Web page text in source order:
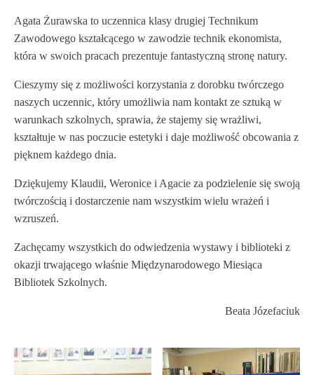
Agata Żurawska to uczennica klasy drugiej Technikum
Zawodowego kształcącego w zawodzie technik ekonomista,
która w swoich pracach prezentuje fantastyczną stronę natury.
Cieszymy się z możliwości korzystania z dorobku twórczego
naszych uczennic, który umożliwia nam kontakt ze sztuką w
warunkach szkolnych, sprawia, że stajemy się wrażliwi,
kształtuje w nas poczucie estetyki i daje możliwość obcowania z
pięknem każdego dnia.
Dziękujemy Klaudii, Weronice i Agacie za podzielenie się swoją
twórczością i dostarczenie nam wszystkim wielu wrażeń i
wzruszeń.
Zachęcamy wszystkich do odwiedzenia wystawy i biblioteki z
okazji trwającego właśnie Międzynarodowego Miesiąca
Bibliotek Szkolnych.
Beata Józefaciuk